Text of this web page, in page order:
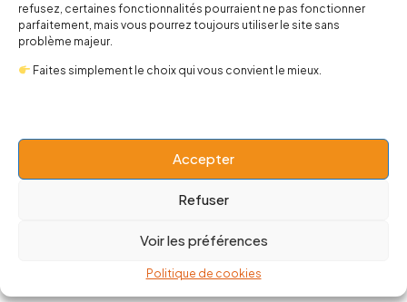
refusez, certaines fonctionnalités pourraient ne pas fonctionner
parfaitement, mais vous pourrez toujours utiliser le site sans
problème majeur.
Faites simplement le choix qui vous convient le mieux.
Accepter
Refuser
Voir les préférences
Politique de cookies
Follow us